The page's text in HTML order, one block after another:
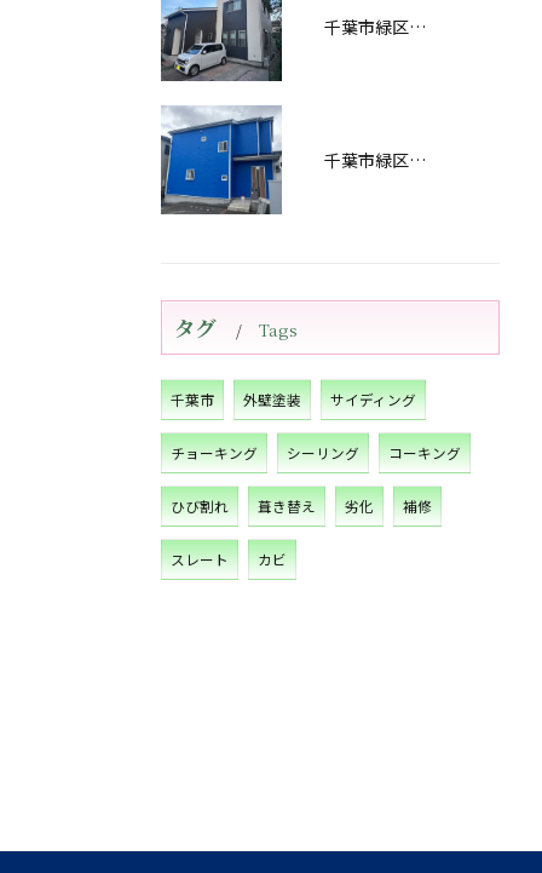
千葉市緑区あすみが丘Ｓ様邸屋根・外壁塗装工事完工しました！
千葉市緑区あすみが丘屋根・外壁塗装工事完工しました！
タグ Tags
千葉市 外壁塗装 サイディング
チョーキング シーリング コーキング
ひび割れ 葺き替え 劣化 補修
スレート カビ